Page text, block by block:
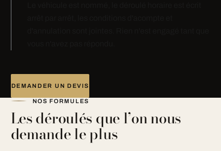
DEMANDER UN DEVIS
NOS FORMULES
Les déroulés que l’on nous
demande le plus